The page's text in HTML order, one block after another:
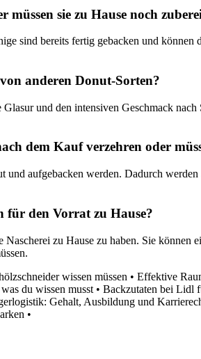
sie zu Hause noch
sind bereits fertig gebacken und
anderen Donut-Sorten?
und den intensiven Geschmack
dem Kauf verzehren oder
aufgebacken werden. Dadurch
für den Vorrat zu Hause?
zu Hause zu haben. Sie
wissen müssen • Effektive
du wissen musst • Backzutaten bei Lidl
Gehalt, Ausbildung und
•